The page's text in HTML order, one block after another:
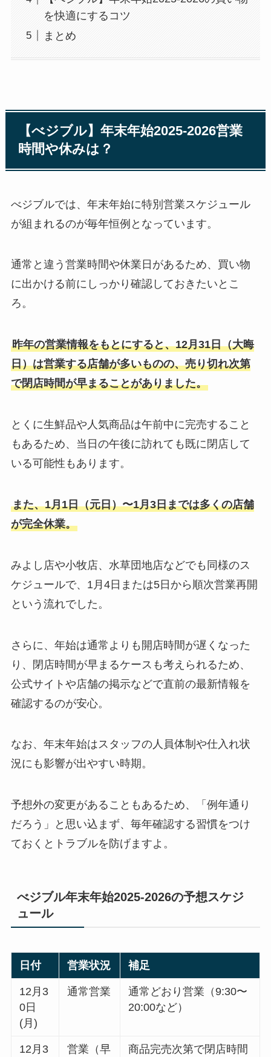
を快適にするコツ
まとめ
【べジブル】年末年始2025-2026営業
時間や休みは？
べジブルでは、年末年始に特別営業スケジュール
が組まれるのが毎年恒例となっています。
通常と違う営業時間や休業日があるため、買い物
に出かける前にしっかり確認しておきたいとこ
ろ。
昨年の営業情報をもとにすると、12月31日（大晦
日）は営業する店舗が多いものの、売り切れ次第
で閉店時間が早まることがありました。
とくに生鮮品や人気商品は午前中に完売すること
もあるため、当日の午後に訪れても既に閉店して
いる可能性もあります。
また、1月1日（元日）〜1月3日までは多くの店舗
が完全休業。
みよし店や小牧店、水草団地店などでも同様のス
ケジュールで、1月4日または5日から順次営業再開
という流れでした。
さらに、年始は通常よりも開店時間が遅くなった
り、閉店時間が早まるケースも考えられるため、
公式サイトや店舗の掲示などで直前の最新情報を
確認するのが安心。
なお、年末年始はスタッフの人員体制や仕入れ状
況にも影響が出やすい時期。
予想外の変更があることもあるため、「例年通り
だろう」と思い込まず、毎年確認する習慣をつけ
ておくとトラブルを防げますよ。
べジブル年末年始2025‑2026の予想スケジ
ュール
日付 営業状況 補足
12月3
0日
(月)
通常営業
通常どおり営業（9:30〜
20:00など）
12月3
営業（早
商品完売次第で閉店時間